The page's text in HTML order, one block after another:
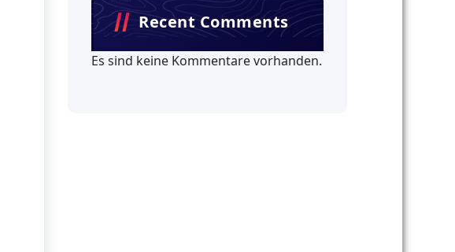
Recent Comments
Es sind keine Kommentare vorhanden.